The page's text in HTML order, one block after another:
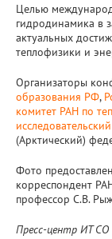
Целью
гидродинамика в
актуальных
теплофизики и
Организаторы
образования РФ,
комитет РАН по
(Арктический)
Фото
корреспондент
профессор С.В.
Пресс-центр ИТ СО